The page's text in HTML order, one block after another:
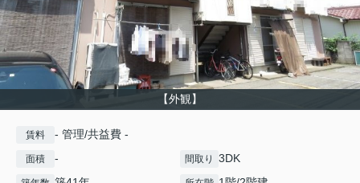
【外観】
賃料 - 管理/共益費 -
面積 - 間取り 3DK